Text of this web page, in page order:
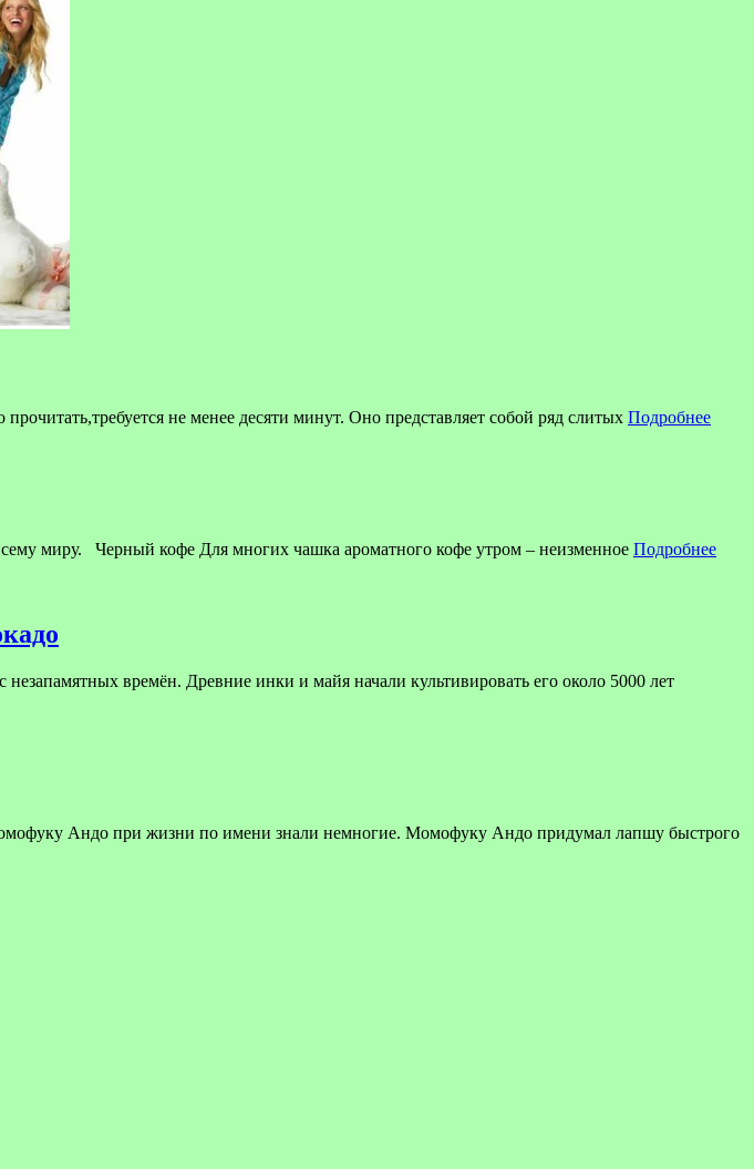
не менее десяти минут. Оно представляет собой ряд слитых Подробнее
миру. Черный кофе Для многих чашка ароматного кофе утром – неизменное Подробнее
времён. Древние инки и майя начали культивировать его около 5000 лет
Андо при жизни по имени знали немногие. Момофуку Андо придумал лапшу быстрого